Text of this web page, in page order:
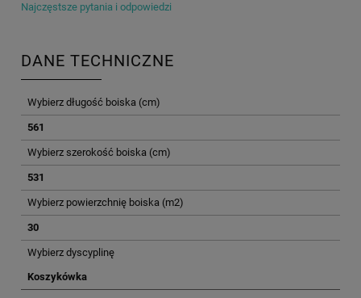
Najczęstsze pytania i odpowiedzi
DANE TECHNICZNE
Wybierz długość boiska (cm)
561
Wybierz szerokość boiska (cm)
531
Wybierz powierzchnię boiska (m2)
30
Wybierz dyscyplinę
Koszykówka